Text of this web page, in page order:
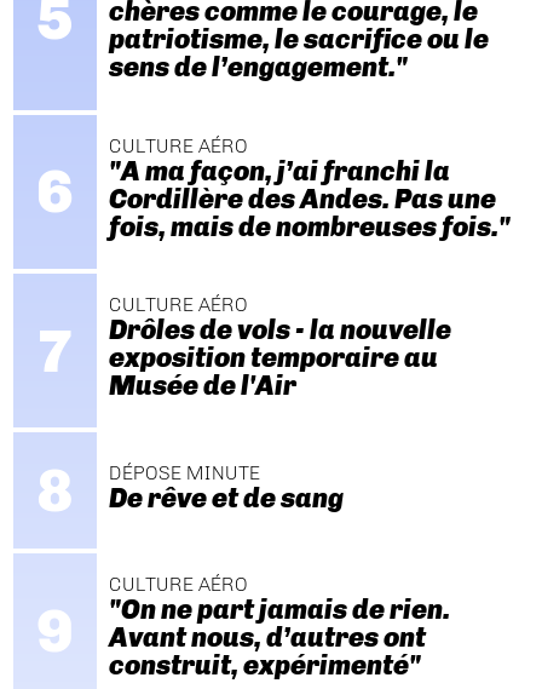
chères comme le courage, le
patriotisme, le sacrifice ou le
sens de l’engagement."
CULTURE AÉRO
"A ma façon, j’ai franchi la
Cordillère des Andes. Pas une
fois, mais de nombreuses fois."
CULTURE AÉRO
Drôles de vols - la nouvelle
exposition temporaire au
Musée de l'Air
DÉPOSE MINUTE
De rêve et de sang
CULTURE AÉRO
"On ne part jamais de rien.
Avant nous, d’autres ont
construit, expérimenté"